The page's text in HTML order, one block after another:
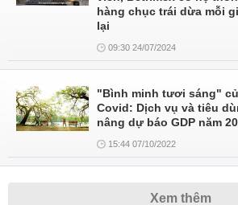
hàng chục trái dừa mỗi
lại
09:30 24/07/2024
"Bình minh tươi sáng"
Covid: Dịch vụ và tiêu
nâng dự báo GDP năm
15:44 07/10/2022
Xem thêm